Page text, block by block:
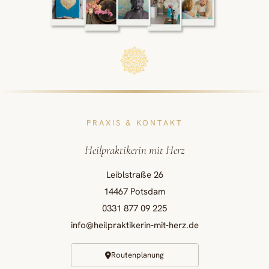
PRAXIS & KONTAKT
Heilpraktikerin mit Herz
Leiblstraße 26
14467 Potsdam
0331 877 09 225
info@heilpraktikerin-mit-herz.de
Routenplanung